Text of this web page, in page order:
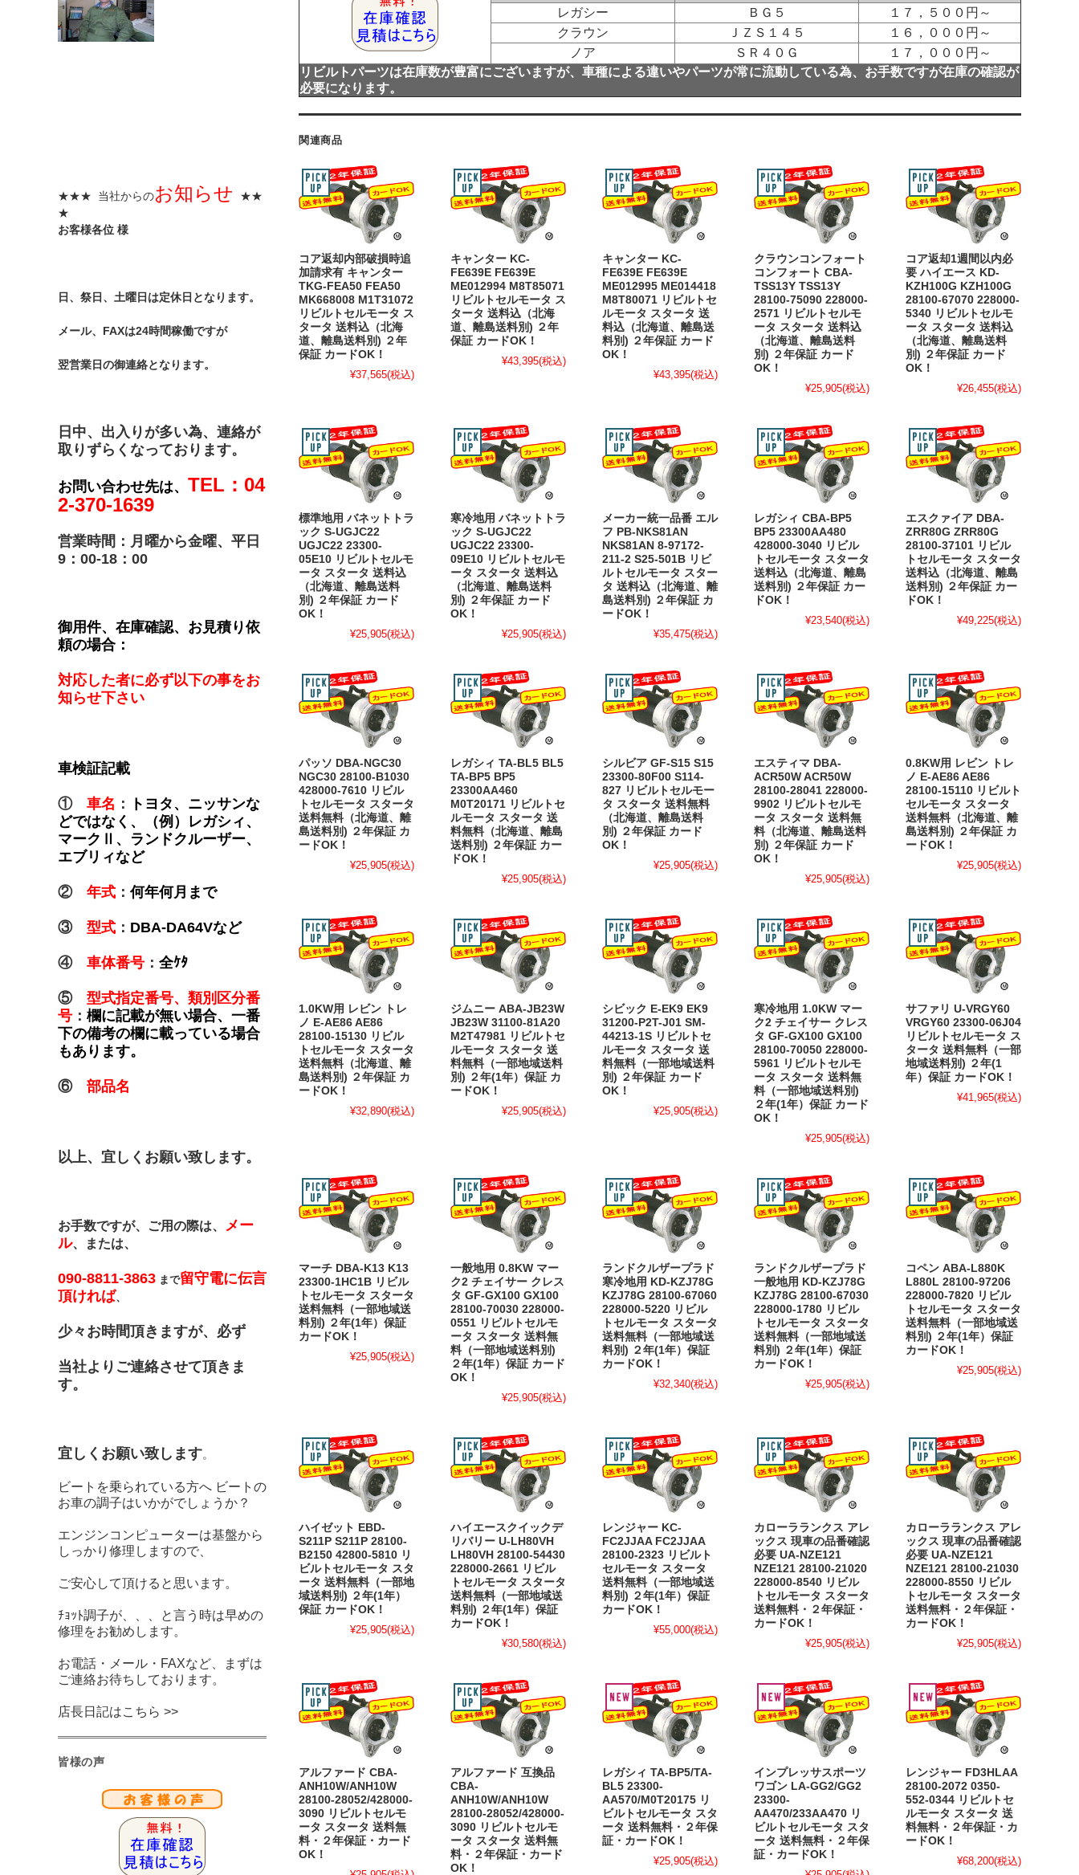
レガシー
ＢＧ５
１７，５００円～
クラウン
ＪＺＳ１４５
１６，０００円～
ノア
ＳＲ４０Ｇ
１７，０００円～
リビルトパーツは在庫数が豊富にございますが、車種による違いやパーツが常に流動している為、お手数ですが在庫の確認が
必要になります。
関連商品
コア返却内部破損時追
加請求有 キャンター
TKG-FEA50 FEA50
MK668008 M1T31072
リビルトセルモータ ス
タータ 送料込（北海
道、離島送料別) ２年
保証 カードOK！
¥37,565(税込)
キャンター KC-
FE639E FE639E
ME012994 M8T85071
リビルトセルモータ ス
タータ 送料込（北海
道、離島送料別) ２年
保証 カードOK！
¥43,395(税込)
キャンター KC-
FE639E FE639E
ME012995 ME014418
M8T80071 リビルトセ
ルモータ スタータ 送
料込（北海道、離島送
料別) ２年保証 カード
OK！
¥43,395(税込)
クラウンコンフォート
コンフォート CBA-
TSS13Y TSS13Y
28100-75090 228000-
2571 リビルトセルモ
ータ スタータ 送料込
（北海道、離島送料
別) ２年保証 カード
OK！
¥25,905(税込)
コア返却1週間以内必
要 ハイエース KD-
KZH100G KZH100G
28100-67070 228000-
5340 リビルトセルモ
ータ スタータ 送料込
（北海道、離島送料
別) ２年保証 カード
OK！
¥26,455(税込)
標準地用 バネットトラ
ック S-UGJC22
UGJC22 23300-
05E10 リビルトセルモ
ータ スタータ 送料込
（北海道、離島送料
別) ２年保証 カード
OK！
¥25,905(税込)
寒冷地用 バネットトラ
ック S-UGJC22
UGJC22 23300-
09E10 リビルトセルモ
ータ スタータ 送料込
（北海道、離島送料
別) ２年保証 カード
OK！
¥25,905(税込)
メーカー統一品番 エル
フ PB-NKS81AN
NKS81AN 8-97172-
211-2 S25-501B リビ
ルトセルモータ スター
タ 送料込（北海道、離
島送料別) ２年保証 カ
ードOK！
¥35,475(税込)
レガシィ CBA-BP5
BP5 23300AA480
428000-3040 リビル
トセルモータ スタータ
送料込（北海道、離島
送料別) ２年保証 カー
ドOK！
¥23,540(税込)
エスクァイア DBA-
ZRR80G ZRR80G
28100-37101 リビル
トセルモータ スタータ
送料込（北海道、離島
送料別) ２年保証 カー
ドOK！
¥49,225(税込)
パッソ DBA-NGC30
NGC30 28100-B1030
428000-7610 リビル
トセルモータ スタータ
送料無料（北海道、離
島送料別) ２年保証 カ
ードOK！
¥25,905(税込)
レガシィ TA-BL5 BL5
TA-BP5 BP5
23300AA460
M0T20171 リビルトセ
ルモータ スタータ 送
料無料（北海道、離島
送料別) ２年保証 カー
ドOK！
¥25,905(税込)
シルビア GF-S15 S15
23300-80F00 S114-
827 リビルトセルモー
タ スタータ 送料無料
（北海道、離島送料
別) ２年保証 カード
OK！
¥25,905(税込)
エスティマ DBA-
ACR50W ACR50W
28100-28041 228000-
9902 リビルトセルモ
ータ スタータ 送料無
料（北海道、離島送料
別) ２年保証 カード
OK！
¥25,905(税込)
0.8KW用 レビン トレ
ノ E-AE86 AE86
28100-15110 リビルト
セルモータ スタータ
送料無料（北海道、離
島送料別) ２年保証 カ
ードOK！
¥25,905(税込)
1.0KW用 レビン トレ
ノ E-AE86 AE86
28100-15130 リビル
トセルモータ スタータ
送料無料（北海道、離
島送料別) ２年保証 カ
ードOK！
¥32,890(税込)
ジムニー ABA-JB23W
JB23W 31100-81A20
M2T47981 リビルトセ
ルモータ スタータ 送
料無料（一部地域送料
別) ２年(1年）保証 カ
ードOK！
¥25,905(税込)
シビック E-EK9 EK9
31200-P2T-J01 SM-
44213-1S リビルトセ
ルモータ スタータ 送
料無料（一部地域送料
別) ２年保証 カード
OK！
¥25,905(税込)
寒冷地用 1.0KW マー
ク2 チェイサー クレス
タ GF-GX100 GX100
28100-70050 228000-
5961 リビルトセルモ
ータ スタータ 送料無
料（一部地域送料別)
２年(1年）保証 カード
OK！
¥25,905(税込)
サファリ U-VRGY60
VRGY60 23300-06J04
リビルトセルモータ ス
タータ 送料無料（一部
地域送料別) ２年(1
年）保証 カードOK！
¥41,965(税込)
マーチ DBA-K13 K13
23300-1HC1B リビル
トセルモータ スタータ
送料無料（一部地域送
料別) ２年(1年）保証
カードOK！
¥25,905(税込)
一般地用 0.8KW マー
ク2 チェイサー クレス
タ GF-GX100 GX100
28100-70030 228000-
0551 リビルトセルモ
ータ スタータ 送料無
料（一部地域送料別)
２年(1年）保証 カード
OK！
¥25,905(税込)
ランドクルザープラド
寒冷地用 KD-KZJ78G
KZJ78G 28100-67060
228000-5220 リビル
トセルモータ スタータ
送料無料（一部地域送
料別) ２年(1年）保証
カードOK！
¥32,340(税込)
ランドクルザープラド
一般地用 KD-KZJ78G
KZJ78G 28100-67030
228000-1780 リビル
トセルモータ スタータ
送料無料（一部地域送
料別) ２年(1年）保証
カードOK！
¥25,905(税込)
コペン ABA-L880K
L880L 28100-97206
228000-7820 リビル
トセルモータ スタータ
送料無料（一部地域送
料別) ２年(1年）保証
カードOK！
¥25,905(税込)
ハイゼット EBD-
S211P S211P 28100-
B2150 42800-5810 リ
ビルトセルモータ スタ
ータ 送料無料（一部地
域送料別) ２年(1年）
保証 カードOK！
¥25,905(税込)
ハイエースクイックデ
リバリー U-LH80VH
LH80VH 28100-54430
228000-2661 リビル
トセルモータ スタータ
送料無料（一部地域送
料別) ２年(1年）保証
カードOK！
¥30,580(税込)
レンジャー KC-
FC2JJAA FC2JJAA
28100-2323 リビルト
セルモータ スタータ
送料無料（一部地域送
料別) ２年(1年）保証
カードOK！
¥55,000(税込)
カローラランクス アレ
ックス 現車の品番確認
必要 UA-NZE121
NZE121 28100-21020
228000-8540 リビル
トセルモータ スタータ
送料無料・２年保証・
カードOK！
¥25,905(税込)
カローラランクス アレ
ックス 現車の品番確認
必要 UA-NZE121
NZE121 28100-21030
228000-8550 リビル
トセルモータ スタータ
送料無料・２年保証・
カードOK！
¥25,905(税込)
アルファード CBA-
ANH10W/ANH10W
28100-28052/428000-
3090 リビルトセルモ
ータ スタータ 送料無
料・２年保証・カード
OK！
アルファード 互換品
CBA-
ANH10W/ANH10W
28100-28052/428000-
3090 リビルトセルモ
ータ スタータ 送料無
料・２年保証・カード
OK！
レガシィ TA-BP5/TA-
BL5 23300-
AA570/M0T20175 リ
ビルトセルモータ スタ
ータ 送料無料・２年保
証・カードOK！
¥25,905(税込)
インプレッサスポーツ
ワゴン LA-GG2/GG2
23300-
AA470/233AA470 リ
ビルトセルモータ スタ
ータ 送料無料・２年保
証・カードOK！
レンジャー FD3HLAA
28100-2072 0350-
552-0344 リビルトセ
ルモータ スタータ 送
料無料・２年保証・カ
ードOK！
¥68,200(税込)
★★★ 当社からのお知らせ
★★
★
お客様各位 様
日、祭日、土曜日は定休日となります。
メール、FAXは24時間稼働ですが
翌営業日の御連絡となります。
日中、出入りが多い為、連絡が
取りずらくなっております。
お問い合わせ先は、 TEL：04
2-370-1639
営業時間：月曜から金曜、平日
9：00-18：00
御用件、在庫確認、お見積り依
頼の場合：
対応した者に必ず以下の事をお
知らせ下さい
車検証記載
① 車名 ：
トヨタ、ニッサンな
どではなく、（例）レガシィ、
マークⅡ、ランドクルーザー、
エブリィなど
② 年式 ： 何年何月まで
③ 型式 ： DBA-DA64Vなど
④ 車体番号 ： 全ｹﾀ
⑤ 型式指定番号、類別区分番
号 ： 欄に記載が無い場合、一番
下の備考の欄に載っている場合
もあります。
⑥ 部品名
以上、宜しくお願い致します。
お手数ですが、ご用の際は、 メー
ル、または、
090-8811-3863 まで留守電に伝言
頂ければ、
少々お時間頂きますが、必ず
当社よりご連絡させて頂きま
す。
宜しくお願い致します。
ビートを乗られている方へ ビートの
お車の調子はいかがでしょうか？
エンジンコンピューターは基盤から
しっかり修理しますので、
ご安心して頂けると思います。
ﾁｮｯﾄ調子が、、、と言う時は早めの
修理をお勧めします。
お電話・メール・FAXなど、まずは
ご連絡お待ちしております。
店長日記はこちら >>
皆様の声